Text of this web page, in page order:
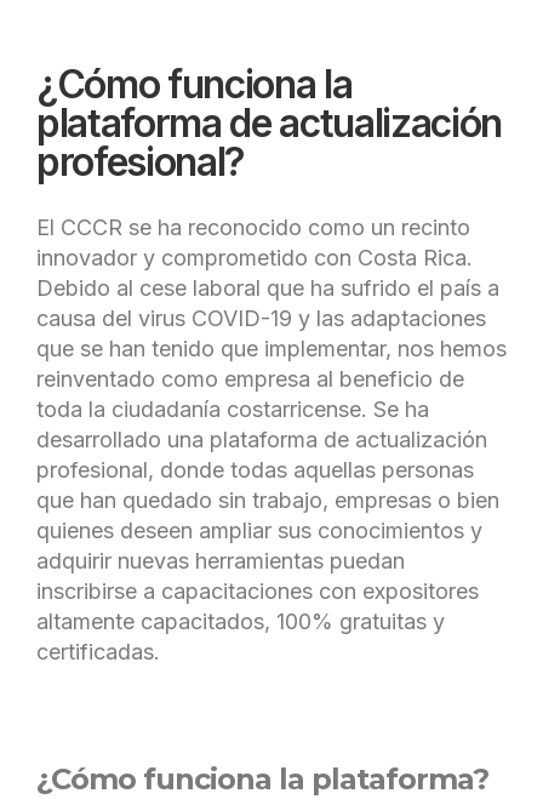
¿Cómo funciona la
plataforma de actualización
profesional?
El CCCR se ha reconocido como un recinto
innovador y comprometido con Costa Rica.
Debido al cese laboral que ha sufrido el país a
causa del virus COVID-19 y las adaptaciones
que se han tenido que implementar, nos hemos
reinventado como empresa al beneficio de
toda la ciudadanía costarricense. Se ha
desarrollado una plataforma de actualización
profesional, donde todas aquellas personas
que han quedado sin trabajo, empresas o bien
quienes deseen ampliar sus conocimientos y
adquirir nuevas herramientas puedan
inscribirse a capacitaciones con expositores
altamente capacitados, 100% gratuitas y
certificadas.
¿Cómo funciona la plataforma?